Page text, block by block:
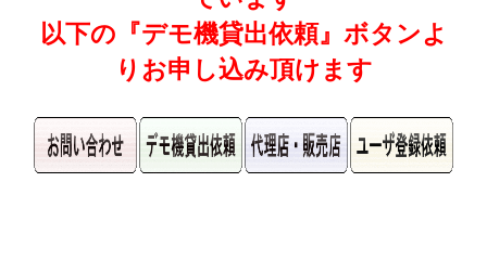
以下の『デモ機貸出依頼』ボタンよ
りお申し込み頂けます